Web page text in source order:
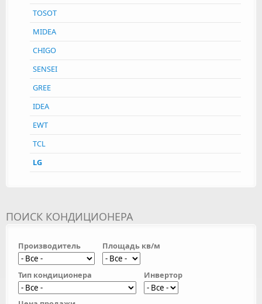
TOSOT
MIDEA
CHIGO
SENSEI
GREE
IDEA
EWT
TCL
LG
ПОИСК КОНДИЦИОНЕРА
Производитель Площадь кв/м
Тип кондиционера Инвертор